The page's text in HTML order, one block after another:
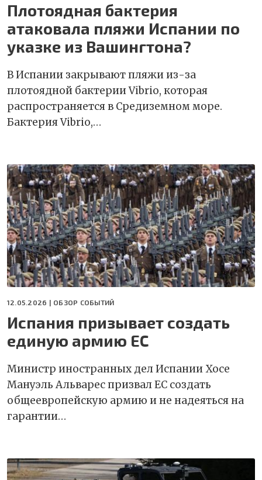
Плотоядная бактерия
атаковала пляжи Испании по
указке из Вашингтона?
В Испании закрывают пляжи из-за
плотоядной бактерии Vibrio, которая
распространяется в Средиземном море.
Бактерия Vibrio,…
12.05.2026 | ОБЗОР СОБЫТИЙ
Испания призывает создать
единую армию ЕС
Министр иностранных дел Испании Хосе
Мануэль Альварес призвал ЕС создать
общеевропейскую армию и не надеяться на
гарантии…